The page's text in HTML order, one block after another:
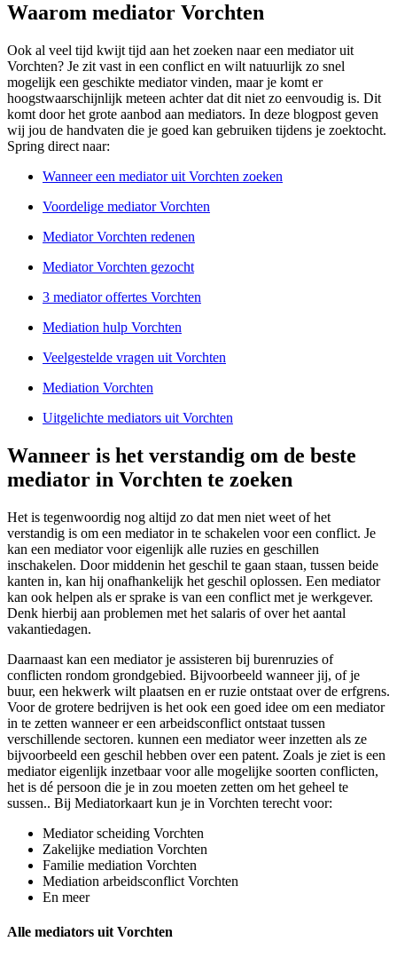
Waarom mediator Vorchten
Ook al veel tijd kwijt tijd aan het zoeken naar een mediator uit
Vorchten? Je zit vast in een conflict en wilt natuurlijk zo snel
mogelijk een geschikte mediator vinden, maar je komt er
hoogstwaarschijnlijk meteen achter dat dit niet zo eenvoudig is. Dit
komt door het grote aanbod aan mediators. In deze blogpost geven
wij jou de handvaten die je goed kan gebruiken tijdens je zoektocht.
Spring direct naar:
Wanneer een mediator uit Vorchten zoeken
Voordelige mediator Vorchten
Mediator Vorchten redenen
Mediator Vorchten gezocht
3 mediator offertes Vorchten
Mediation hulp Vorchten
Veelgestelde vragen uit Vorchten
Mediation Vorchten
Uitgelichte mediators uit Vorchten
Wanneer is het verstandig om de beste
mediator in Vorchten te zoeken
Het is tegenwoordig nog altijd zo dat men niet weet of het
verstandig is om een mediator in te schakelen voor een conflict. Je
kan een mediator voor eigenlijk alle ruzies en geschillen
inschakelen. Door middenin het geschil te gaan staan, tussen beide
kanten in, kan hij onafhankelijk het geschil oplossen. Een mediator
kan ook helpen als er sprake is van een conflict met je werkgever.
Denk hierbij aan problemen met het salaris of over het aantal
vakantiedagen.
Daarnaast kan een mediator je assisteren bij burenruzies of
conflicten rondom grondgebied. Bijvoorbeeld wanneer jij, of je
buur, een hekwerk wilt plaatsen en er ruzie ontstaat over de erfgrens.
Voor de grotere bedrijven is het ook een goed idee om een mediator
in te zetten wanneer er een arbeidsconflict ontstaat tussen
verschillende sectoren. kunnen een mediator weer inzetten als ze
bijvoorbeeld een geschil hebben over een patent. Zoals je ziet is een
mediator eigenlijk inzetbaar voor alle mogelijke soorten conflicten,
het is dé persoon die je in zou moeten zetten om het geheel te
sussen.. Bij Mediatorkaart kun je in Vorchten terecht voor:
Mediator scheiding Vorchten
Zakelijke mediation Vorchten
Familie mediation Vorchten
Mediation arbeidsconflict Vorchten
En meer
Alle mediators uit Vorchten